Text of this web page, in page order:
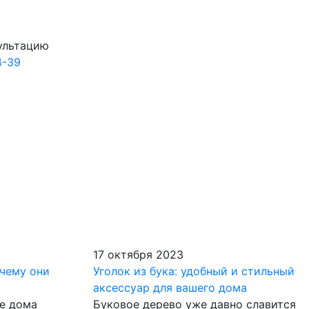
39
они
дома
17 октября 2023
Уголок из бука: удобный и стильный
аксессуар для вашего дома
Буковое дерево уже давно славится